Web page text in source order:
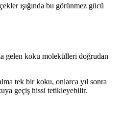
ışığında bu görünmez gücü
gelen koku molekülleri doğrudan
tek bir koku, onlarca yıl sonra
geçiş hissi tetikleyebilir.